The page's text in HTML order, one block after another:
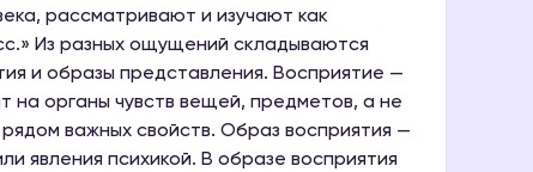
рассматривают и изучают как
Из разных ощущений складываются
и образы представления. Восприятие —
органы чувств вещей, предметов, а не
важных свойств. Образ восприятия —
явления психикой. В образе восприятия